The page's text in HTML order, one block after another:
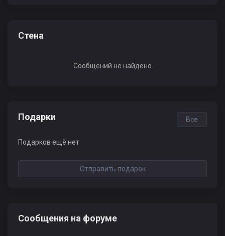
Стена
Сообщений не найдено
Подарки Все
Подарков ещё нет
Отправить подарок
Сообщения на форуме